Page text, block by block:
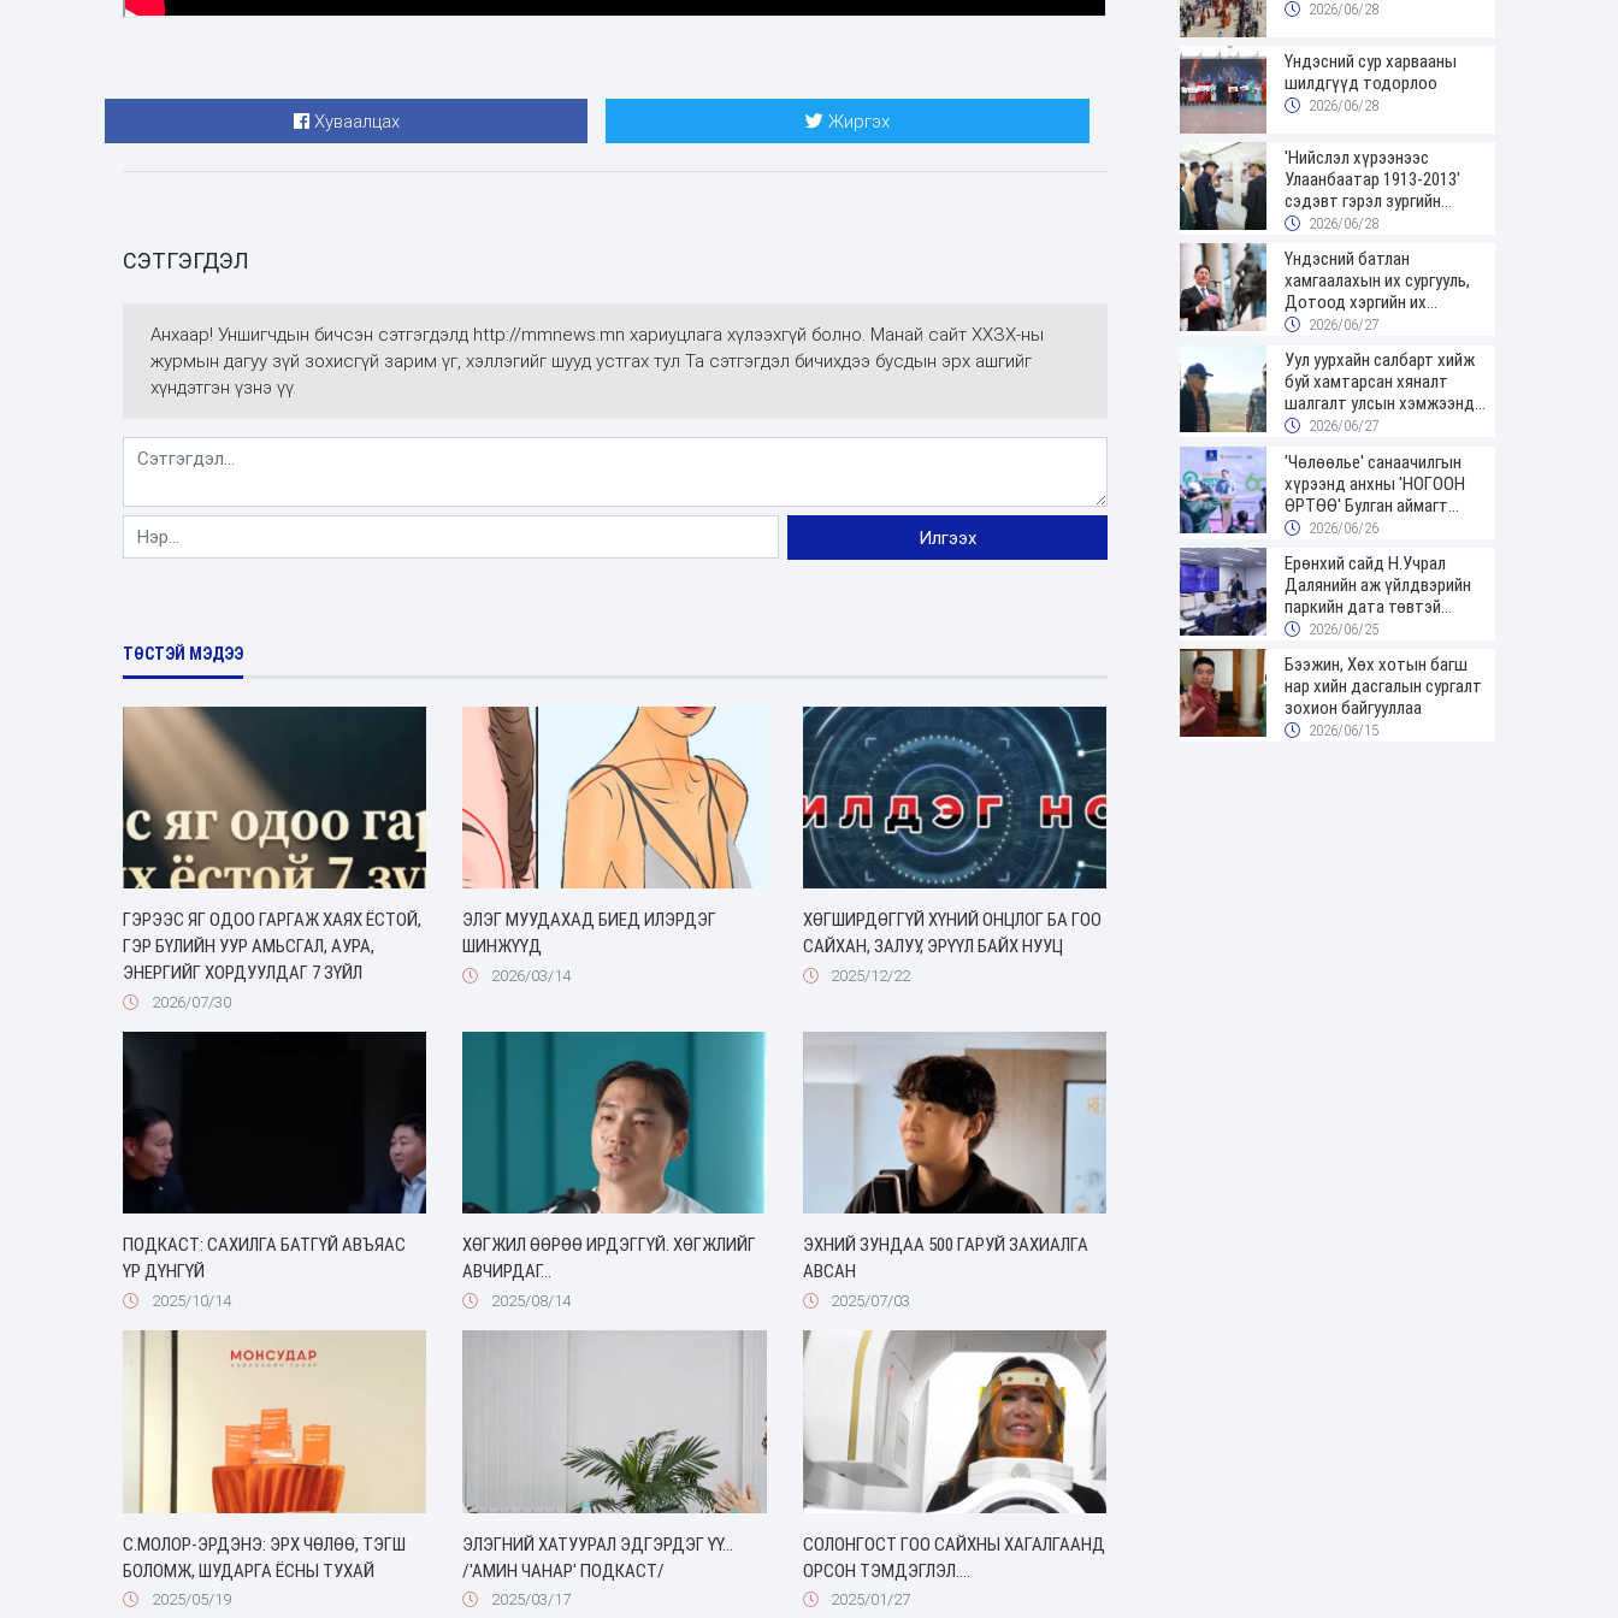
Хуваалцах Жиргэх
СЭТГЭГДЭЛ
Анхаар! Уншигчдын бичсэн сэтгэгдэлд http://mmnews.mn хариуцлага хүлээхгүй болно. Манай сайт ХХЗХ-ны
журмын дагуу зүй зохисгүй зарим үг, хэллэгийг шууд устгах тул Та сэтгэгдэл бичихдээ бусдын эрх ашгийг
хүндэтгэн үзнэ үү.
ТӨСТЭЙ МЭДЭЭ
ГЭРЭЭС ЯГ ОДОО ГАРГАЖ ХАЯХ ЁСТОЙ,
ГЭР БҮЛИЙН УУР АМЬСГАЛ, АУРА,
ЭНЕРГИЙГ ХОРДУУЛДАГ 7 ЗҮЙЛ
2026/07/30
ЭЛЭГ МУУДАХАД БИЕД ИЛЭРДЭГ
ШИНЖҮҮД
2026/03/14
ХӨГШИРДӨГГҮЙ ХҮНИЙ ОНЦЛОГ БА ГОО
САЙХАН, ЗАЛУУ, ЭРҮҮЛ БАЙХ НУУЦ
2025/12/22
ПОДКАСТ: САХИЛГА БАТГҮЙ АВЪЯАС
ҮР ДҮНГҮЙ
2025/10/14
ХӨГЖИЛ ӨӨРӨӨ ИРДЭГГҮЙ. ХӨГЖЛИЙГ
АВЧИРДАГ...
2025/08/14
ЭХНИЙ ЗУНДАА 500 ГАРУЙ ЗАХИАЛГА
АВСАН
2025/07/03
C.МОЛОР-ЭРДЭНЭ: ЭРХ ЧӨЛӨӨ, ТЭГШ
БОЛОМЖ, ШУДАРГА ЁСНЫ ТУХАЙ
2025/05/19
ЭЛЭГНИЙ ХАТУУРАЛ ЭДГЭРДЭГ ҮҮ...
/'АМИН ЧАНАР' ПОДКАСТ/
2025/03/17
СОЛОНГОСТ ГОО САЙХНЫ ХАГАЛГААНД
ОРСОН ТЭМДЭГЛЭЛ....
2025/01/27
2026/06/28
Үндэсний сур харвааны
шилдгүүд тодорлоо
2026/06/28
'Нийслэл хүрээнээс
Улаанбаатар 1913-2013'
сэдэвт гэрэл зургийн
үзэсгэлэнгээр зочиллоо
2026/06/28
Үндэсний батлан
хамгаалахын их сургууль,
Дотоод хэргийн их
сургуулийн төгсөгчид
авлаа
2026/06/27
Уул уурхайн салбарт хийж
буй хамтарсан хяналт
шалгалт улсын хэмжээнд
үргэлжилж байна
2026/06/27
'Чөлөөлье' санаачилгын
хүрээнд анхны 'НОГООН
ӨРТӨӨ' Булган аймагт
нээгдлээ
2026/06/26
Ерөнхий сайд Н.Учрал
Далянийн аж үйлдвэрийн
паркийн дата төвтэй
танилцав
2026/06/25
Бээжин, Хөх хотын багш
нар хийн дасгалын сургалт
зохион байгууллаа
2026/06/15